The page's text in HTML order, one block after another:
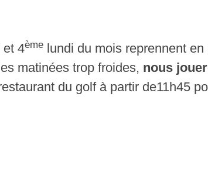
et 4ème lundi du mois reprennent
matinées trop froides, nous
du golf à partir de11h45